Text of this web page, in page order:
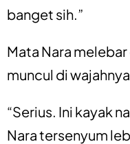
banget sih.”
Mata Nara
muncul di
“Serius. Ini kayak
Nara tersenyum